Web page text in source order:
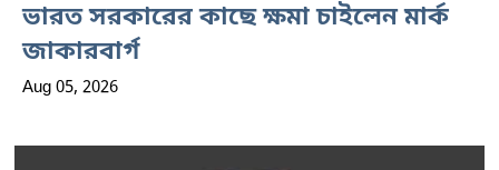
ভারত সরকারের কাছে ক্ষমা চাইলেন মার্ক
জাকারবার্গ
Aug 05, 2026